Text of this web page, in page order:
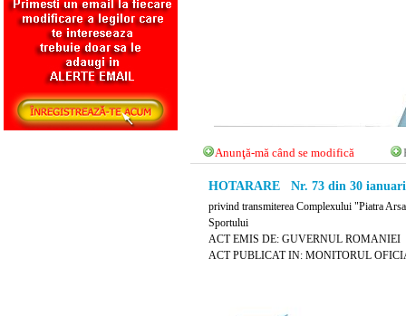
Anunţă-mă când se modifică
HOTARARE Nr. 73 din 30
privind transmiterea Complexului "Piatra
Sportului
ACT EMIS DE: GUVERNUL ROMANIEI
ACT PUBLICAT IN: MONITORUL